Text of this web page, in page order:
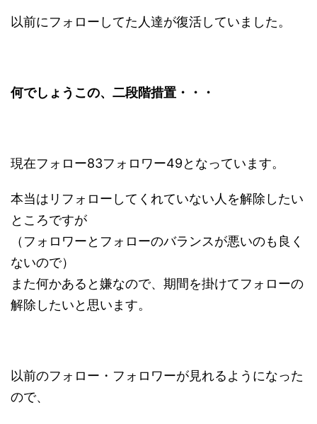
以前にフォローしてた人達が復活していました。
何でしょうこの、二段階措置・・・
現在フォロー83フォロワー49となっています。
本当はリフォローしてくれていない人を解除したい
ところですが
（フォロワーとフォローのバランスが悪いのも良く
ないので）
また何かあると嫌なので、期間を掛けてフォローの
解除したいと思います。
以前のフォロー・フォロワーが見れるようになった
ので、